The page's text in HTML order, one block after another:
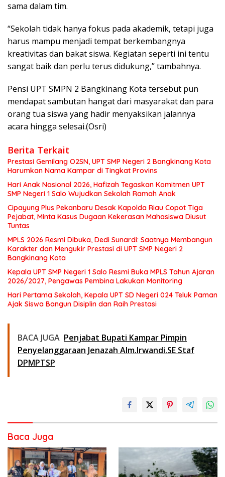
sama dalam tim.
“Sekolah tidak hanya fokus pada akademik, tetapi juga
harus mampu menjadi tempat berkembangnya
kreativitas dan bakat siswa. Kegiatan seperti ini tentu
sangat baik dan perlu terus didukung,” tambahnya.
Pensi UPT SMPN 2 Bangkinang Kota tersebut pun
mendapat sambutan hangat dari masyarakat dan para
orang tua siswa yang hadir menyaksikan jalannya
acara hingga selesai.(Osri)
Berita Terkait
Prestasi Gemilang O2SN, UPT SMP Negeri 2 Bangkinang Kota
Harumkan Nama Kampar di Tingkat Provins
Hari Anak Nasional 2026, Hafizah Tegaskan Komitmen UPT
SMP Negeri 1 Salo Wujudkan Sekolah Ramah Anak
Cipayung Plus Pekanbaru Desak Kapolda Riau Copot Tiga
Pejabat, Minta Kasus Dugaan Kekerasan Mahasiswa Diusut
Tuntas
MPLS 2026 Resmi Dibuka, Dedi Sunardi: Saatnya Membangun
Karakter dan Mengukir Prestasi di UPT SMP Negeri 2
Bangkinang Kota
Kepala UPT SMP Negeri 1 Salo Resmi Buka MPLS Tahun Ajaran
2026/2027, Pengawas Pembina Lakukan Monitoring
Hari Pertama Sekolah, Kepala UPT SD Negeri 024 Teluk Paman
Ajak Siswa Bangun Disiplin dan Raih Prestasi
BACA JUGA Penjabat Bupati Kampar Pimpin
Penyelanggaraan Jenazah Alm.Irwandi.SE Staf
DPMPTSP
Baca Juga